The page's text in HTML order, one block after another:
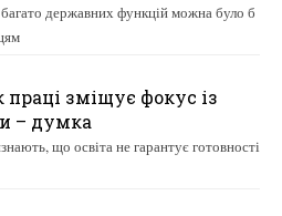
державних функцій можна було б
зміщує фокус із
– думка
що освіта не гарантує готовності